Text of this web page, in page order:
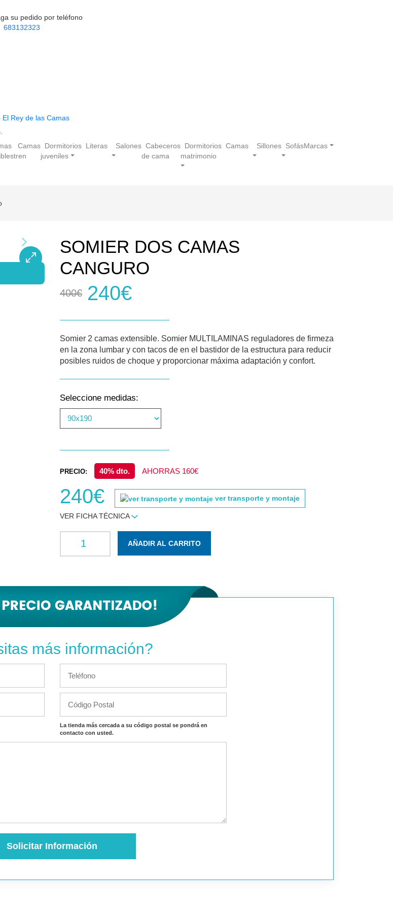
su pedido por teléfono
683132323
Rey de las Camas
Camas
tren
Dormitorios
juveniles
Literas Salones Cabeceros
de cama
Dormitorios
matrimonio
Camas Sillones SofásMarcas
SOMIER DOS CAMAS
CANGURO
400€ 240€
Somier 2 camas extensible. Somier MULTILAMINAS reguladores de firmeza
en la zona lumbar y con tacos de en el bastidor de la estructura para reducir
posibles ruidos de choque y proporcionar máxima adaptación y confort.
Seleccione medidas:
PRECIO: 40% dto. AHORRAS 160€
240€ ver transporte y montaje
VER FICHA TÉCNICA
AÑADIR AL CARRITO
más información?
La tienda más cercada a su código postal se pondrá en
contacto con usted.
Solicitar Información